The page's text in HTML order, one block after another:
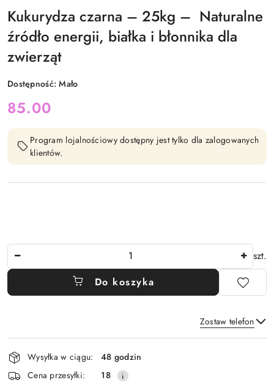
Kukurydza czarna – 25kg – Naturalne
źródło energii, białka i błonnika dla
zwierząt
Dostępność:Mało
cena:
85.00
Program lojalnościowy dostępny jest tylko dla zalogowanych
klientów.
szt.
Do koszyka
Zostaw telefon
Wyślij
Dostępność
i
dostawa
Wysyłka w ciągu:
48 godzin
Cena przesyłki:
18